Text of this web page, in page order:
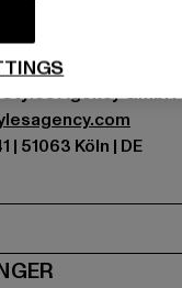
100%
Agency GmbH
51063 Köln | DE